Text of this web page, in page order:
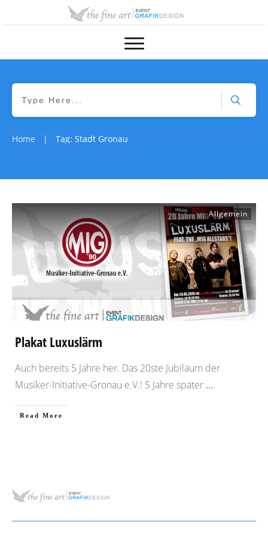
Home | Tag: Stadt Gronau
Allgemein
Plakat Luxuslärm
Auch bereits 5 Jahre her. Das 20ste Jubiläum der
Musiker-Initiative-Gronau e.V.! 5 Jahre später ...
​Read More